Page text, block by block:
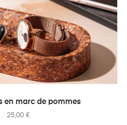
AU PANIER
en marc de pommes
25,00 €